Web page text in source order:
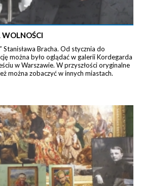
WOLNOŚCI
Stanisława Bracha. Od stycznia do
można było oglądać w galerii Kordegarda
w Warszawie. W przyszłości oryginalne
można zobaczyć w innych miastach.